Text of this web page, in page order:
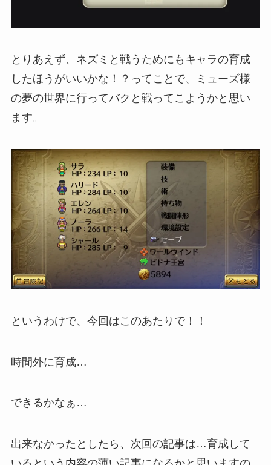
とりあえず、ネズミと戦うためにもキャラの育成
したほうがいいかな！？ってことで、ミューズ様
の夢の世界に行ってバクと戦ってこようかと思い
ます。
というわけで、今回はこのあたりで！！
時間外に育成…
できるかなぁ…
出来なかったとしたら、次回の記事は…育成して